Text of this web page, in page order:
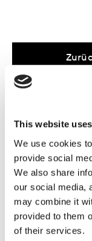
This website
We use cookies
provide social
We also share
our social media,
may combine it
provided to them
of their services.
Areas of
Branche
Inspiration-
und Experten
Sie brauchen